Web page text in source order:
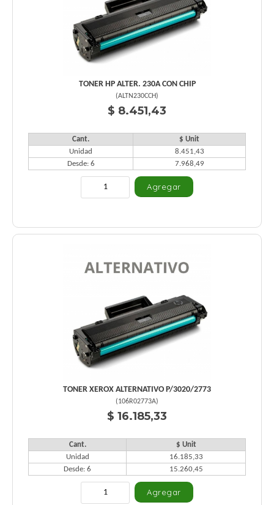
TONER HP ALTER. 230A CON CHIP
(ALTN230CCH)
$ 8.451,43
Cant.
$ Unit
Unidad
8.451,43
Desde: 6
7.968,49
TONER XEROX ALTERNATIVO P/3020/2773
(106R02773A)
$ 16.185,33
Cant.
$ Unit
Unidad
16.185,33
Desde: 6
15.260,45